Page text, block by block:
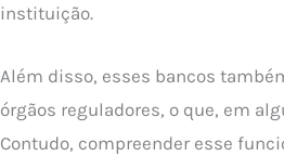
instituição.
Além disso, esses bancos
órgãos reguladores, o que, em
Contudo, compreender esse